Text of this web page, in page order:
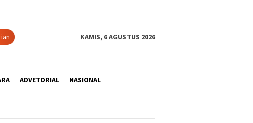
KAMIS, 6 AGUSTUS 2026
ADVETORIAL NASIONAL